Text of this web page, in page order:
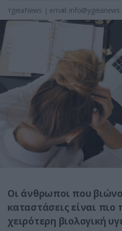
YgeiaNews | email:
Οι άνθρωποι που
καταστάσεις είναι πιο
χειρότερη βιολογική